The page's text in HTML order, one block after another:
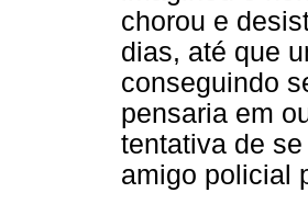
chorou e
dias, até que
conseguindo
pensaria em
tentativa de
amigo policial